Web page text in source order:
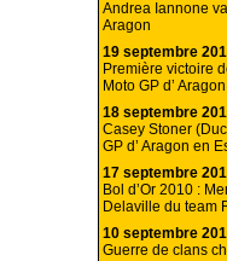
Andrea Iannone
Aragon
19 septembre
Première victoire
Moto GP d’ Aragon
18 septembre
Casey Stoner
GP d’ Aragon en
17 septembre
Bol d’Or 2010 :
Delaville du team
10 septembre
Guerre de clans